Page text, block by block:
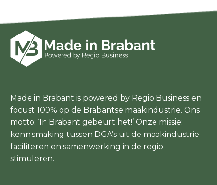
Made in Brabant is powered by Regio Business en
focust 100% op de Brabantse maakindustrie. Ons
motto: ‘In Brabant gebeurt het!’ Onze missie:
kennismaking tussen DGA’s uit de maakindustrie
faciliteren en samenwerking in de regio
stimuleren.